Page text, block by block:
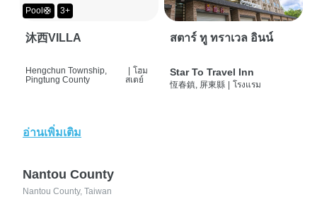
Pool🛟 3+
沐西VILLA
Hengchun Township,
Pingtung County
โฮม
สเตย์
สตาร์ ทู ทราเวล อินน์
Star To Travel Inn
恆春鎮, 屏東縣 โรงแรม
อ่านเพิ่มเติม
Nantou County
Nantou County, Taiwan